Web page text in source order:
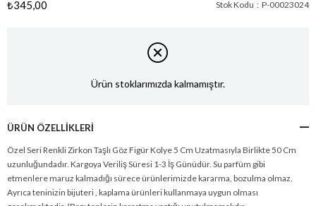
₺345,00
Stok Kodu P-00023024
Ürün stoklarımızda kalmamıştır.
ÜRÜN ÖZELLIKLERI
Özel Seri Renkli Zirkon Taşlı Göz Figür Kolye 5 Cm Uzatmasıyla Birlikte 50 Cm
uzunluğundadır. Kargoya Veriliş Süresi 1-3 İş Günüdür. Su parfüm gibi
etmenlere maruz kalmadığı sürece ürünlerimizde kararma, bozulma olmaz.
Ayrıca teninizin bijuteri , kaplama ürünleri kullanmaya uygun olması